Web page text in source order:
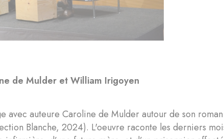
de Mulder et William Irigoyen
avec auteure Caroline de Mulder autour de son roman
Blanche, 2024). L'oeuvre raconte les derniers